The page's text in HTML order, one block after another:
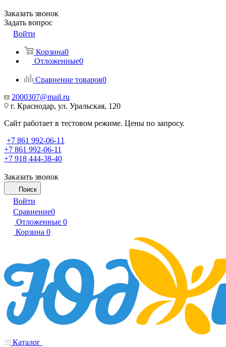
Заказать звонок
Задать вопрос
Войти
Корзина0
Отложенные0
Сравнение товаров0
2000307@mail.ru
г. Краснодар, ул. Уральская, 120
Сайт работает в тестовом режиме. Цены по запросу.
+7 861 992-06-11
+7 861 992-06-11
+7 918 444-38-40
Заказать звонок
Поиск
Войти
Сравнение0
Отложенные 0
Корзина 0
Каталог